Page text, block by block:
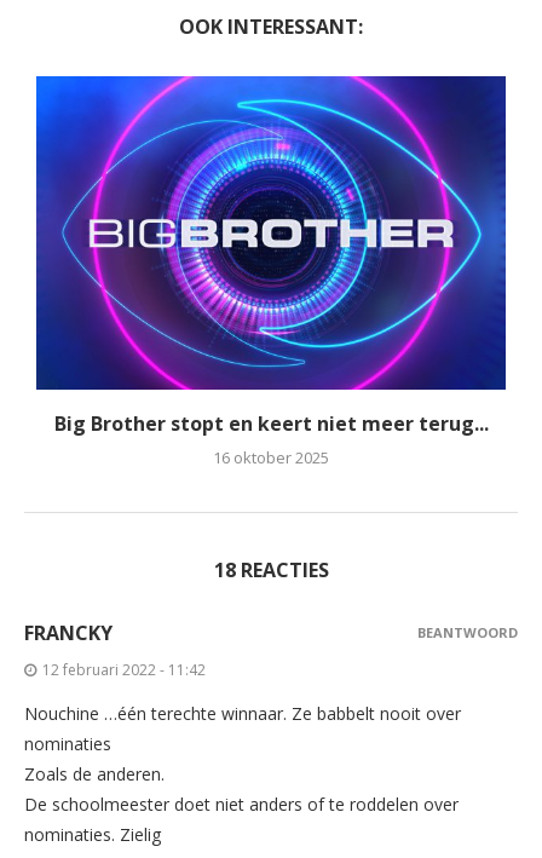
OOK INTERESSANT:
Big Brother stopt en keert niet meer terug...
16 oktober 2025
18 REACTIES
FRANCKY
12 februari 2022 - 11:42
Nouchine …één terechte winnaar. Ze babbelt nooit over
nominaties
Zoals de anderen.
De schoolmeester doet niet anders of te roddelen over
nominaties. Zielig
BEANTWOORD